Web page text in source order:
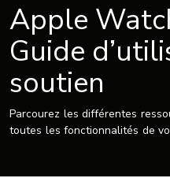
Apple
Guide
soutien
Parcourez les différentes
toutes les fonctionnalités de